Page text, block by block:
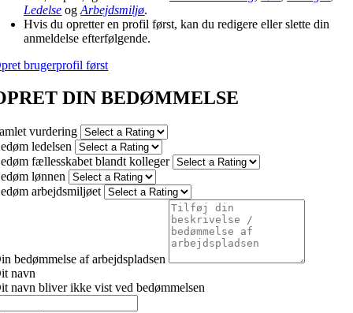
Ledelse ogArbejdsmiljø.
Hvis du opretter en profil først, kan du redigere eller slette din
anmeldelse efterfølgende.
brugerprofil først
DIN BEDØMMELSE
vurdering
ledelsen
fællesskabet blandt kolleger
lønnen
arbejdsmiljøet
bedømmelse af arbejdspladsen
navn
navn bliver ikke vist ved bedømmelsen